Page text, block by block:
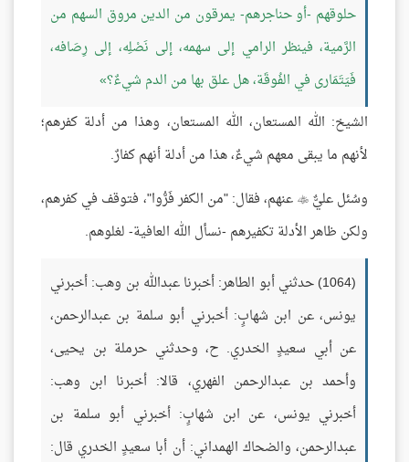
حلوقهم -أو حناجرهم- يمرقون من الدين مروق السهم من
الرَّمية، فينظر الرامي إلى سهمه، إلى نَصْلِه، إلى رِصَافه،
فَيَتَمَارى في الفُوقَة، هل علق بها من الدم شيءٌ؟
الشيخ: الله المستعان، الله المستعان، وهذا من أدلة كفرهم؛
لأنهم ما يبقى معهم شيءٌ، هذا من أدلة أنهم كفارٌ.
وسُئل عليٌّ عنهم، فقال: "من الكفر فَرُّوا"، فتوقف في كفرهم،
ولكن ظاهر الأدلة تكفيرهم -نسأل الله العافية- لغلوهم.
(1064) حدثني أبو الطاهر: أخبرنا عبدالله بن وهب: أخبرني
يونس، عن ابن شهابٍ: أخبرني أبو سلمة بن عبدالرحمن،
عن أبي سعيدٍ الخدري. ح، وحدثني حرملة بن يحيى،
وأحمد بن عبدالرحمن الفهري، قالا: أخبرنا ابن وهب:
أخبرني يونس، عن ابن شهابٍ: أخبرني أبو سلمة بن
عبدالرحمن، والضحاك الهمداني: أن أبا سعيدٍ الخدري قال: